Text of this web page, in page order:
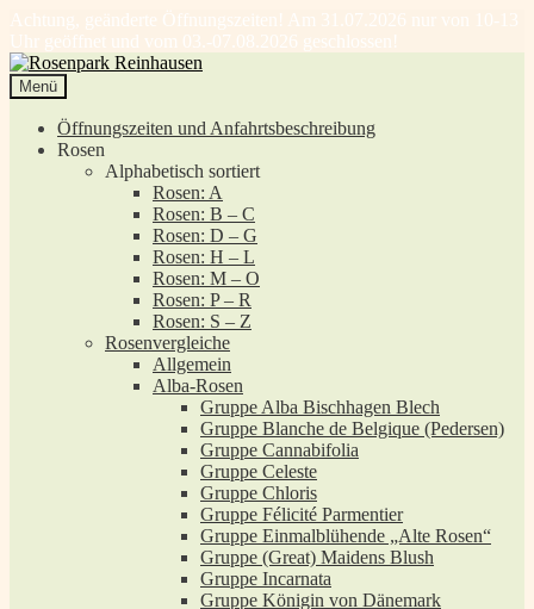
Achtung, geänderte Öffnungszeiten! Am 31.07.2026 nur von 10-13
Uhr geöffnet und vom 03.-07.08.2026 geschlossen!
Zur
Navigation
springen
Zum
Inhalt
springen
Menü
Öffnungszeiten und Anfahrtsbeschreibung
Rosen
Alphabetisch sortiert
Rosen: A
Rosen: B – C
Rosen: D – G
Rosen: H – L
Rosen: M – O
Rosen: P – R
Rosen: S – Z
Rosenvergleiche
Allgemein
Alba-Rosen
Gruppe Alba Bischhagen Blech
Gruppe Blanche de Belgique (Pedersen)
Gruppe Cannabifolia
Gruppe Celeste
Gruppe Chloris
Gruppe Félicité Parmentier
Gruppe Einmalblühende „Alte Rosen“
Gruppe (Great) Maidens Blush
Gruppe Incarnata
Gruppe Königin von Dänemark